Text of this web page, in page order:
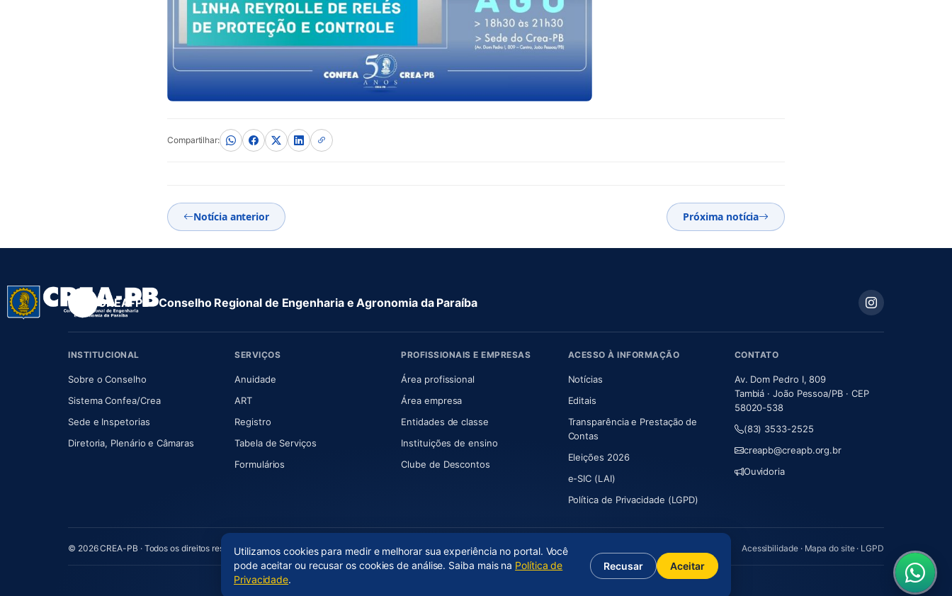
Compartilhar:
Notícia anterior Próxima notícia
CREA-PB · Conselho Regional de Engenharia e Agronomia da Paraíba
INSTITUCIONAL
Sobre o Conselho(abre em nova aba)
Sistema Confea/Crea(abre em nova aba)
Sede e Inspetorias
Diretoria, Plenário e Câmaras(abre em nova aba)
SERVIÇOS
Anuidade(abre em nova aba)
ART(abre em nova aba)
Registro
Tabela de Serviços
Formulários
PROFISSIONAIS E EMPRESAS
Área profissional
Área empresa
Entidades de classe
Instituições de ensino
Clube de Descontos
ACESSO À INFORMAÇÃO
Notícias
Editais
Transparência e Prestação de
Contas
Eleições 2026
e-SIC (LAI)
Política de Privacidade (LGPD)
CONTATO
Av. Dom Pedro I, 809
Tambiá · João Pessoa/PB · CEP
58020-538
(83) 3533-2525
creapb@creapb.org.br
Ouvidoria
© 2026 CREA-PB · Todos os direitos reservados Acessibilidade· Mapa do site· LGPD
(abre em nova aba)
Utilizamos cookies para medir e melhorar sua experiência no portal. Você
pode aceitar ou recusar os cookies de análise. Saiba mais na Política de
Privacidade.
Recusar Aceitar